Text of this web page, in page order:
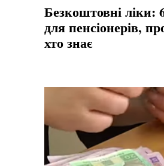
Безкоштовні ліки:
для пенсіонерів,
хто знає